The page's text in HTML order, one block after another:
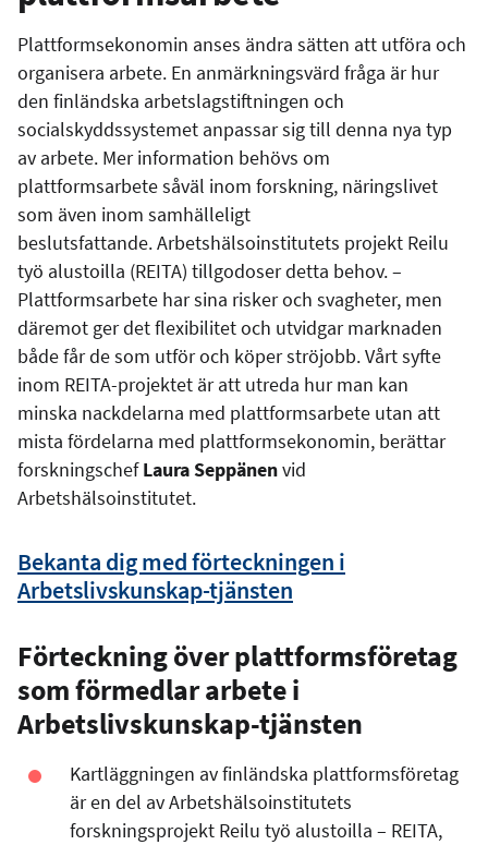
Plattformsekonomin anses ändra sätten att utföra och
organisera arbete. En anmärkningsvärd fråga är hur
den finländska arbetslagstiftningen och
socialskyddssystemet anpassar sig till denna nya typ
av arbete. Mer information behövs om
plattformsarbete såväl inom forskning, näringslivet
som även inom samhälleligt
beslutsfattande. Arbetshälsoinstitutets projekt Reilu
työ alustoilla (REITA) tillgodoser detta behov. –
Plattformsarbete har sina risker och svagheter, men
däremot ger det flexibilitet och utvidgar marknaden
både får de som utför och köper ströjobb. Vårt syfte
inom REITA-projektet är att utreda hur man kan
minska nackdelarna med plattformsarbete utan att
mista fördelarna med plattformsekonomin, berättar
forskningschefLaura Seppänenvid
Arbetshälsoinstitutet.
Bekanta dig med förteckningen i
Arbetslivskunskap-tjänsten
Förteckning över plattformsföretag
som förmedlar arbete i
Arbetslivskunskap-tjänsten
Kartläggningen av finländska plattformsföretag
är en del av Arbetshälsoinstitutets
forskningsprojekt Reilu työ alustoilla – REITA,